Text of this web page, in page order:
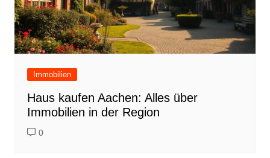
Immobilien
Haus kaufen Aachen: Alles über
Immobilien in der Region
0